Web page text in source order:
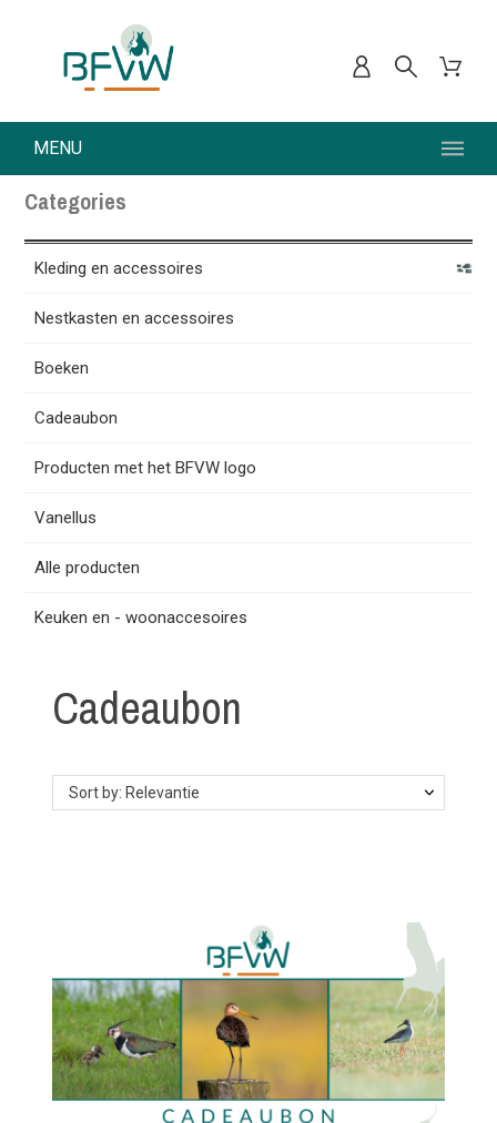
MENU
Categories
Kleding en accessoires
Nestkasten en accessoires
Boeken
Cadeaubon
Producten met het BFVW logo
Vanellus
Alle producten
Keuken en - woonaccesoires
Cadeaubon
Sort by: Relevantie